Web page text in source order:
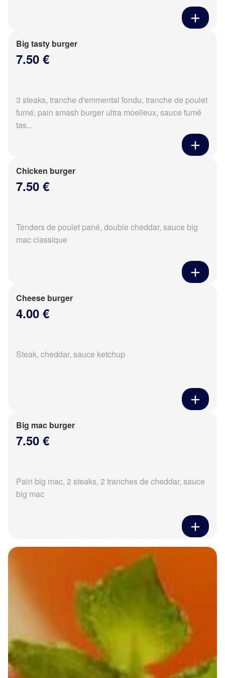
Big tasty burger
7.50 €
3 steaks, tranche d'emmental fondu, tranche de poulet
fumé, pain smash burger ultra moelleux, sauce fumé
tas...
Chicken burger
7.50 €
Tenders de poulet pané, double cheddar, sauce big
mac classique
Cheese burger
4.00 €
Steak, cheddar, sauce ketchup
Big mac burger
7.50 €
Pain big mac, 2 steaks, 2 tranches de cheddar, sauce
big mac